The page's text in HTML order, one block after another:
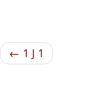
← 1 J 1